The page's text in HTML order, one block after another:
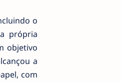
o
própria
objetivo
a
com